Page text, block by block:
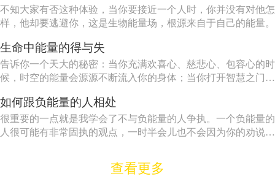
不知大家有否这种体验，当你要接近一个人时，你并没有对他怎
样，他却要逃避你，这是生物能量场，根源来自于自己的能量。
生命中能量的得与失
告诉你一个天大的秘密：当你充满欢喜心、慈悲心、包容心的时
候，时空的能量会源源不断流入你的身体；当你打开智慧之门，
如何跟负能量的人相处
很重要的一点就是我学会了不与负能量的人争执。一个负能量的
人很可能有非常固执的观点，一时半会儿也不会因为你的劝说而
查看更多